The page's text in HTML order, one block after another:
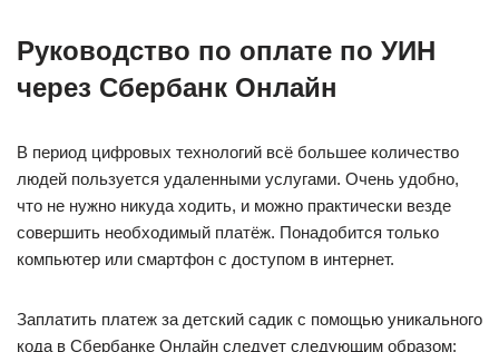
Руководство по оплате по УИН
через Сбербанк Онлайн
В период цифровых технологий всё большее количество
людей пользуется удаленными услугами. Очень удобно,
что не нужно никуда ходить, и можно практически везде
совершить необходимый платёж. Понадобится только
компьютер или смартфон с доступом в интернет.
Заплатить платеж за детский садик с помощью уникального
кода в Сбербанке Онлайн следует следующим образом: